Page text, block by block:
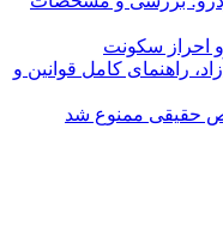
احراز سکونت
راهنمای کامل قوانین و
حقیقی ممنوع شد